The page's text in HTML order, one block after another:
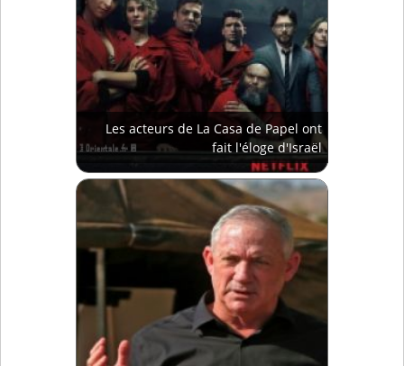
Les acteurs de La Casa de Papel ont
fait l'éloge d'Israël